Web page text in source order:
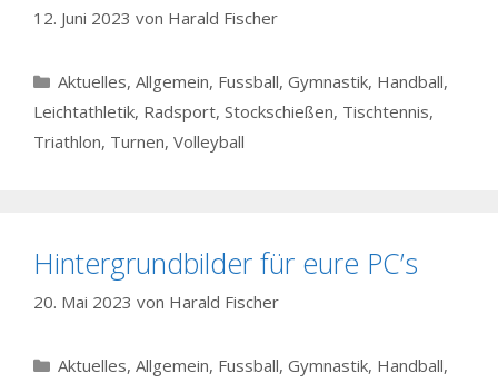
12. Juni 2023 von Harald Fischer
Kategorien
Aktuelles, Allgemein, Fussball, Gymnastik, Handball,
Leichtathletik, Radsport, Stockschießen, Tischtennis,
Triathlon, Turnen, Volleyball
Hintergrundbilder für eure PC’s
20. Mai 2023 von Harald Fischer
Kategorien
Aktuelles, Allgemein, Fussball, Gymnastik, Handball,